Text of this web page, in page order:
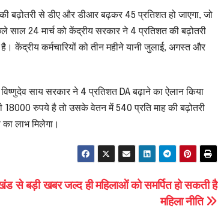
बढ़ोतरी से डीए और डीआर बढ़कर 45 प्रतिशत हो जाएगा, जो
साल 24 मार्च को केंद्रीय सरकार ने 4 प्रतिशत की बढ़ोतरी
केंद्रीय कर्मचारियों को तीन महीने यानी जुलाई, अगस्त और
साय सरकार ने 4 प्रतिशत DA बढ़ाने का ऐलान किया
18000 रुपये है तो उसके वेतन में 540 प्रति माह की बढ़ोतरी
लाभ मिलेगा।
से बड़ी खबर जल्द ही महिलाओं को समर्पित हो सकती है
महिला नीति